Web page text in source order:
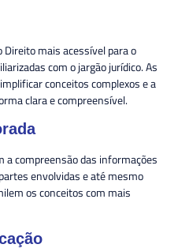
mais acessível para o
com o jargão jurídico. As
conceitos complexos e a
clara e compreensível.
compreensão das informações
envolvidas e até mesmo
os conceitos com mais
o